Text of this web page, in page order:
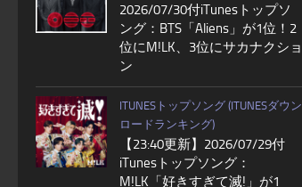
2026/07/30付iTunesトップソ
ング：BTS「Aliens」が1位！2
位にM!LK、3位にサカナクショ
ン
ITUNESトップソング (ITUNESダウン
ロードランキング)
【23:40更新】2026/07/29付
iTunesトップソング：
M!LK「好きすぎて滅!」が1